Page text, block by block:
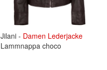
Jilani - Damen Lederjacke
Lammnappa choco